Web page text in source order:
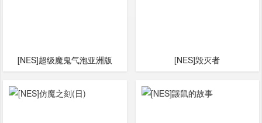
[NES]超级魔鬼气泡亚洲版 [NES]毁灭者